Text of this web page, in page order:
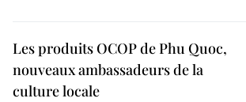
Les produits OCOP de Phu Quoc,
nouveaux ambassadeurs de la
culture locale